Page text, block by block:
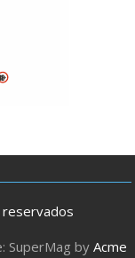
SuperMag byAcme